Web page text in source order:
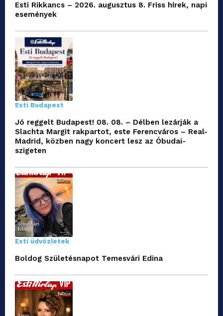
Esti Rikkancs – 2026. augusztus 8. Friss hírek, napi
események
Esti Budapest
Jó reggelt Budapest! 08. 08. – Délben lezárják a
Slachta Margit rakpartot, este Ferencváros – Real-
Madrid, közben nagy koncert lesz az Óbudai-
szigeten
Esti üdvözletek
Boldog Születésnapot Temesvári Edina